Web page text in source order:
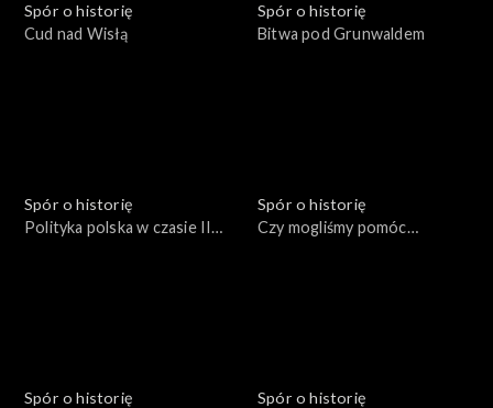
Spór o historię
Cud nad Wisłą
Spór o historię
Bitwa pod Grunwaldem
Spór o historię
Polityka polska w czasie II
Spór o historię
Czy mogliśmy pomóc
Spór o historię
Spór o historię